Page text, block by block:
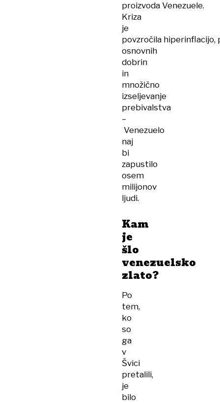
proizvoda Venezuele.
Kriza
je
povzročila hiperinflacijo,
osnovnih
dobrin
in
množično
izseljevanje
prebivalstva
–
Venezuelo
naj
bi
zapustilo
osem
milijonov
ljudi.
Kam
je
šlo
venezuelsko
zlato?
Po
tem,
ko
so
ga
v
Švici
pretalili,
je
bilo